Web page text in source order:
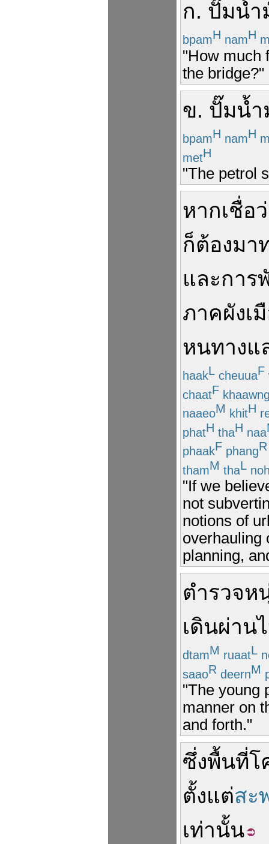
ก. ปั๊มน้ำ
bpamH namH
"How much
the bridge?"
ข. ปั๊มน้ำ
bpamH namH
metH
"The petrol
หากเชื่อ
ก็ต้องมา
และการ
ภาคผังเ
หนทางแ
haakL cheuuaF
chaatF
naaeoM khitH
phatH thaH naa
phaakF phangR
thamM thaL
"If we
not
notions of
overhauling
planning,
ตำรวจห
เดินผ่าน
dtamM ruaatL
saaoR deernM
"The young
manner on
and forth."
ซึ่งพื้นที่โ
ตั้งแต่สะ
เท่านั้น